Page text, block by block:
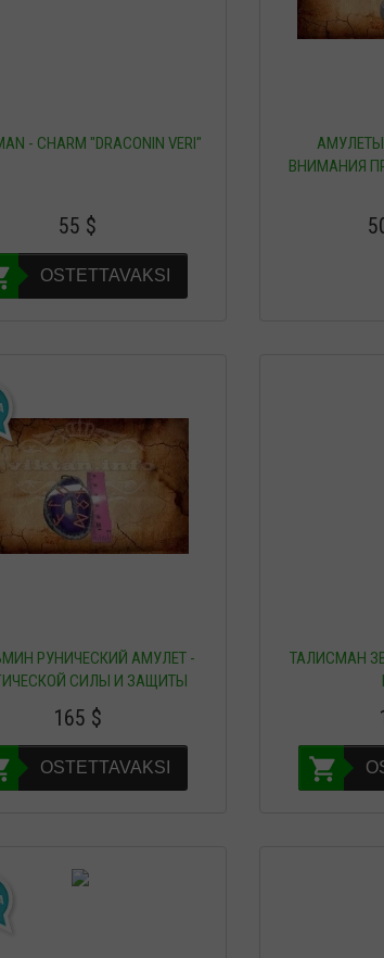
- CHARM "DRACONIN VERI"
55 $
OSTETTAVAKSI
ВНИМАНИЯ
РУНИЧЕСКИЙ АМУЛЕТ -
СИЛЫ И ЗАЩИТЫ
165 $
OSTETTAVAKSI
ТАЛИСМАН